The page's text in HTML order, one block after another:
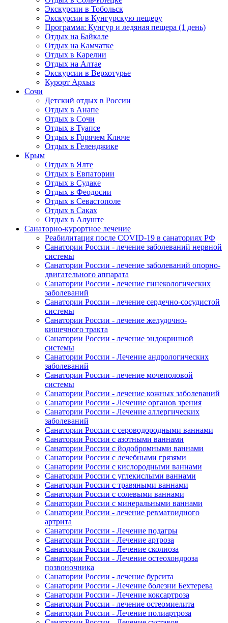
Экскурсии в Тобольск
Экскурсии в Кунгурскую пещеру
Программа: Кунгур и ледяная пещера (1 день)
Отдых на Байкале
Отдых на Камчатке
Отдых в Карелии
Отдых на Алтае
Экскурсии в Верхотурье
Курорт Архыз
Сочи
Детский отдых в России
Отдых в Анапе
Отдых в Сочи
Отдых в Туапсе
Отдых в Горячем Ключе
Отдых в Геленджике
Крым
Отдых в Ялте
Отдых в Евпатории
Отдых в Судаке
Отдых в Феодосии
Отдых в Севастополе
Отдых в Саках
Отдых в Алуште
Санаторно-курортное лечение
Реабилитация после COVID-19 в санаториях РФ
Санатории России - лечение заболеваний нервной
системы
Санатории России - лечение заболеваний опорно-
двигательного аппарата
Санатории России - лечение гинекологических
заболеваний
Санатории России - лечение сердечно-сосудистой
системы
Санатории России - лечение желудочно-
кишечного тракта
Санатории России - лечение эндокринной
системы
Санатории России - Лечение андрологических
заболеваний
Санатории России - лечение мочеполовой
системы
Санатории России - лечение кожных заболеваний
Санатории России - Лечение органов зрения
Санатории России - Лечение аллергических
заболеваний
Санатории России с сероводородными ваннами
Санатории России с азотными ваннами
Санатории России с йодобромными ваннами
Санатории России с лечебными грязями
Санатории России с кислородными ваннами
Санатории России с углекислыми ваннами
Санатории России с травяными ваннами
Санатории России с солевыми ваннами
Санатории России с минеральными ваннами
Санатории России - лечение ревматоидного
артрита
Санатории России - Лечение подагры
Санатории России - Лечение артроза
Санатории России - Лечение сколиоза
Санатории России - Лечение остеохондроза
позвоночника
Санатории России - лечение бурсита
Санатории России - Лечение болезни Бехтерева
Санатории России - Лечение коксартроза
Санатории России - лечение остеомиелита
Санатории России - Лечение полиартроза